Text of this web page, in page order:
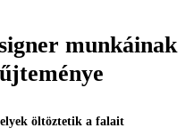
munkáinak
öltöztetik a falait